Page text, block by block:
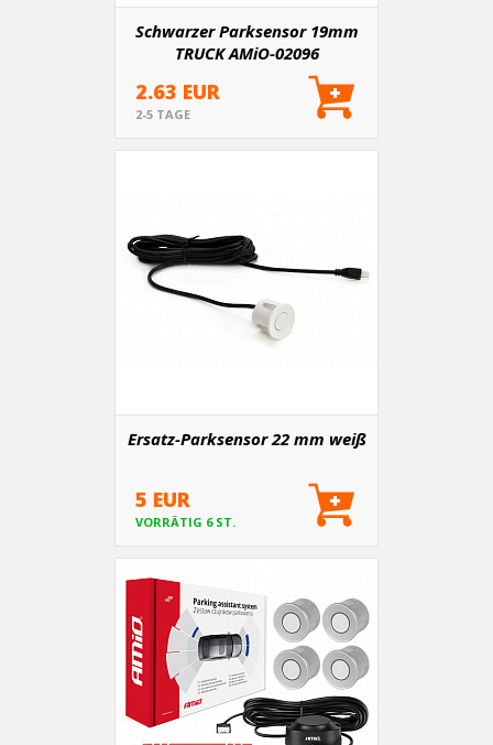
Schwarzer Parksensor 19mm
TRUCK AMiO-02096
2.63 EUR
2-5 TAGE
Ersatz-Parksensor 22 mm weiß
5 EUR
VORRÄTIG 6 ST.